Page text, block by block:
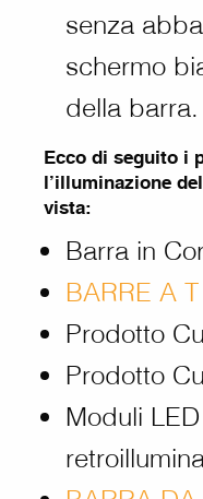
senza
schermo
della barra.
Ecco di seguito i
l’illuminazione
vista:
Barra in
BARRE A T
Prodotto
Prodotto
Moduli